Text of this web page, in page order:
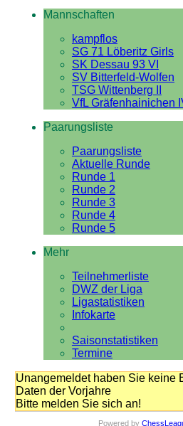
Mannschaften
kampflos
SG 71 Löberitz Girls
SK Dessau 93 VI
SV Bitterfeld-Wolfen
TSG Wittenberg II
VfL Gräfenhainichen
Paarungsliste
Paarungsliste
Aktuelle Runde
Runde 1
Runde 2
Runde 3
Runde 4
Runde 5
Mehr
Teilnehmerliste
DWZ der Liga
Ligastatistiken
Infokarte
Saisonstatistiken
Termine
Unangemeldet haben Sie keine
Daten der Vorjahre
Bitte melden Sie sich an!
Powered by